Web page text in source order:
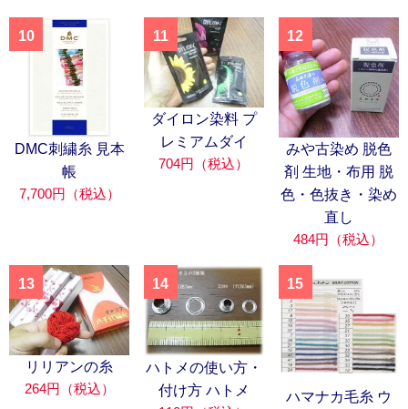
10
DMC刺繍糸 見本
帳
7,700円（税込）
11
ダイロン染料 プ
レミアムダイ
704円（税込）
12
みや古染め 脱色
剤 生地・布用 脱
色・色抜き・染め
直し
484円（税込）
13
リリアンの糸
264円（税込）
14
ハトメの使い方・
付け方 ハトメ
15
ハマナカ毛糸 ウ